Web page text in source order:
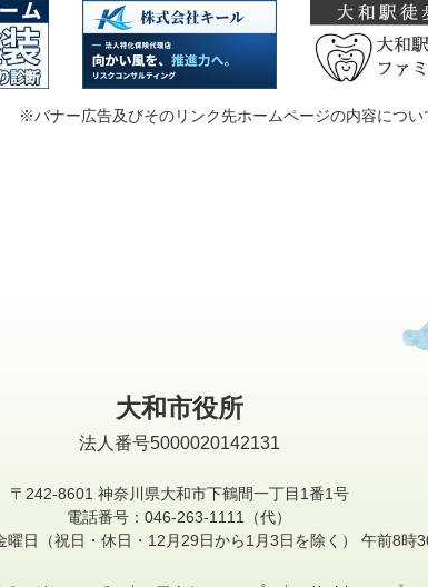
※バナー広告及びそのリンク先ホームページの内容につ
大和市役所
法人番号5000020142131
〒242-8601 神奈川県大和市下鶴間一丁目1番1号
電話番号：046-263-1111（代）
曜日
（祝日・休日・12月29日から1月3日を除く） 午前8時